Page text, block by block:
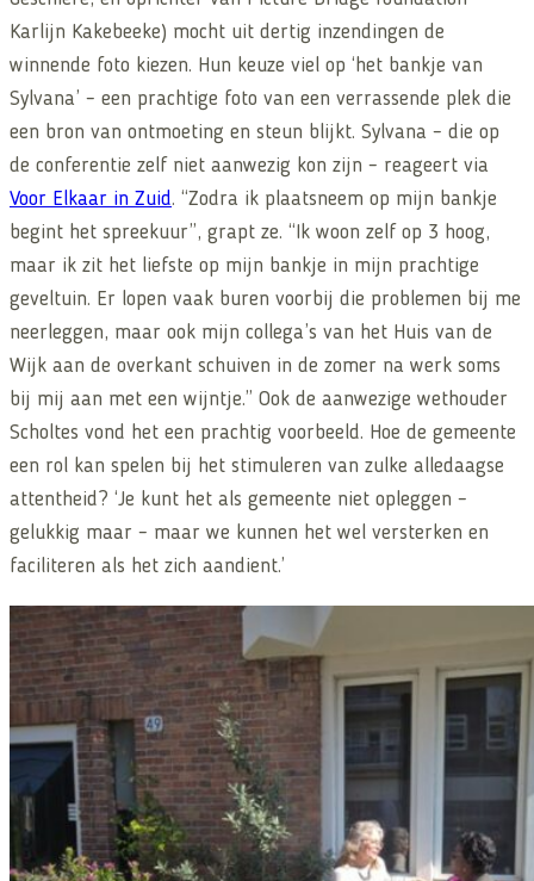
Karlijn Kakebeeke) mocht uit dertig inzendingen de
winnende foto kiezen. Hun keuze viel op ‘het bankje van
Sylvana’ – een prachtige foto van een verrassende plek die
een bron van ontmoeting en steun blijkt. Sylvana – die op
de conferentie zelf niet aanwezig kon zijn – reageert via
Voor Elkaar in Zuid. “Zodra ik plaatsneem op mijn bankje
begint het spreekuur”, grapt ze. “Ik woon zelf op 3 hoog,
maar ik zit het liefste op mijn bankje in mijn prachtige
geveltuin. Er lopen vaak buren voorbij die problemen bij me
neerleggen, maar ook mijn collega’s van het Huis van de
Wijk aan de overkant schuiven in de zomer na werk soms
bij mij aan met een wijntje.” Ook de aanwezige wethouder
Scholtes vond het een prachtig voorbeeld. Hoe de gemeente
een rol kan spelen bij het stimuleren van zulke alledaagse
attentheid? ‘Je kunt het als gemeente niet opleggen –
gelukkig maar – maar we kunnen het wel versterken en
faciliteren als het zich aandient.’